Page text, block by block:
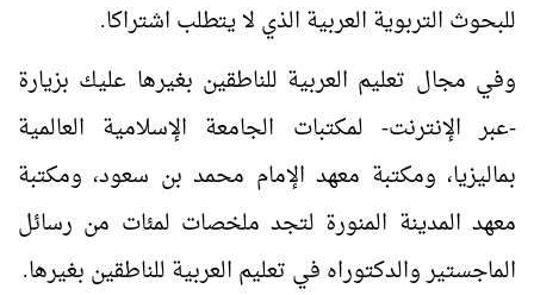
للبحوث التربوية العربية الذي لا يتطلب اشتراكا.
وفي مجال تعليم العربية للناطقين بغيرها عليك بزيارة
-عبر الإنترنت- لمكتبات الجامعة الإسلامية العالمية
بماليزيا، ومكتبة معهد الإمام محمد بن سعود، ومكتبة
معهد المدينة المنورة لتجد ملخصات لمئات من رسائل
الماجستير والدكتوراه في تعليم العربية للناطقين بغيرها.